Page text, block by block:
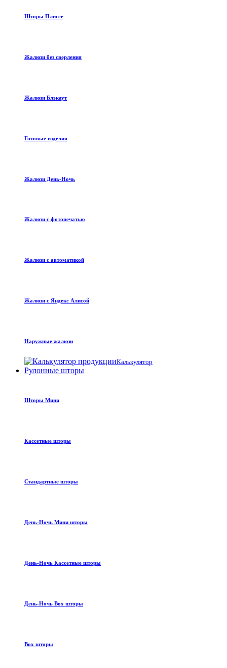
Шторы Плиссе
Жалюзи без сверления
Жалюзи Блэкаут
Готовые изделия
Жалюзи День-Ночь
Жалюзи с фотопечатью
Жалюзи с автоматикой
Жалюзи с Яндекс Алисой
Наружные жалюзи
Калькулятор
Рулонные шторы
Шторы Мини
Кассетные шторы
Стандартные шторы
День-Ночь Мини шторы
День-Ночь Кассетные шторы
День-Ночь Box шторы
Box шторы